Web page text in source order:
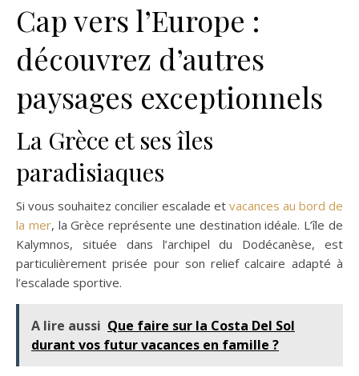
Cap vers l’Europe :
découvrez d’autres
paysages exceptionnels
La Grèce et ses îles
paradisiaques
Si vous souhaitez concilier escalade et vacances au bord de
la mer, la Grèce représente une destination idéale. L’île de
Kalymnos, située dans l’archipel du Dodécanèse, est
particulièrement prisée pour son relief calcaire adapté à
l’escalade sportive.
A lire aussi Que faire sur la Costa Del Sol
durant vos futur vacances en famille ?